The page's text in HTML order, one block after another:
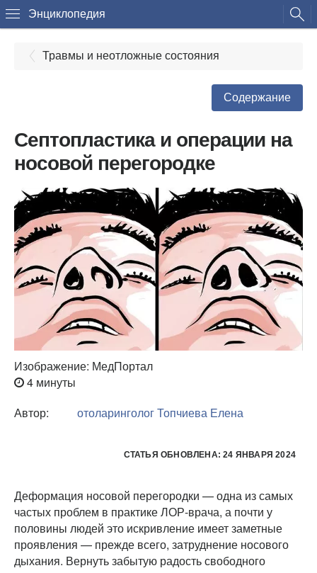
Энциклопедия
Травмы и неотложные состояния
Содержание
Септопластика и операции на
носовой перегородке
Изображение: МедПортал
4 минуты
Автор:
отоларингологТопчиева Елена
СТАТЬЯ ОБНОВЛЕНА: 24 ЯНВАРЯ 2024
Деформация носовой перегородки — одна из самых
частых проблем в практике ЛОР-врача, а почти у
половины людей это искривление имеет заметные
проявления — прежде всего, затруднение носового
дыхания. Вернуть забытую радость свободного